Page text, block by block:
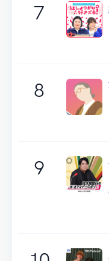
7
8
9